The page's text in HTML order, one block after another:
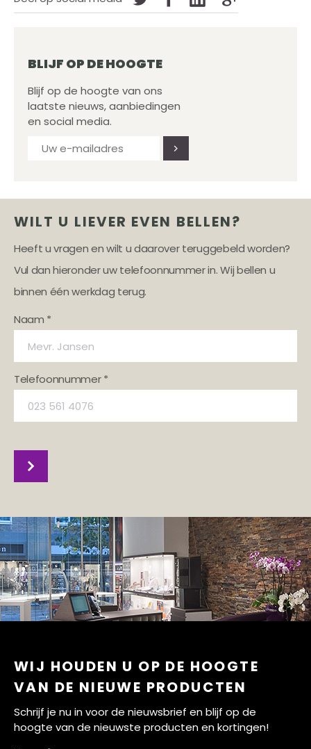
BLIJF OP DE HOOGTE
Blijf op de hoogte van ons
laatste nieuws, aanbiedingen
en social media.
WILT U LIEVER EVEN BELLEN?
Heeft u vragen en wilt u daarover teruggebeld worden?
Vul dan hieronder uw telefoonnummer in. Wij bellen u
binnen één werkdag terug.
Naam *
Telefoonnummer *
WIJ HOUDEN U OP DE HOOGTE
VAN DE NIEUWE PRODUCTEN
Schrijf je nu in voor de nieuwsbrief en blijf op de
hoogte van de nieuwste producten en kortingen!